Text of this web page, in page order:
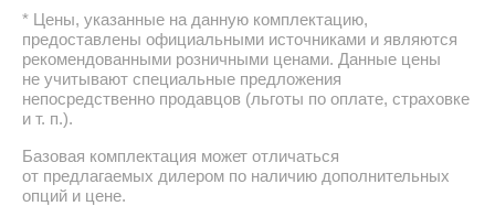
Цены, указанные на данную комплектацию,
предоставлены официальными источниками и являются
рекомендованными розничными ценами. Данные цены
не учитывают специальные предложения
непосредственно продавцов (льготы по оплате, страховке
и т. п.).
Базовая комплектация может отличаться
от предлагаемых дилером по наличию дополнительных
опций и цене.